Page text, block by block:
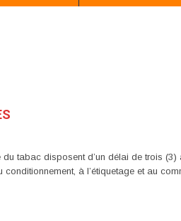
tabac disposent d’un délai de trois
à l’étiquetage et au